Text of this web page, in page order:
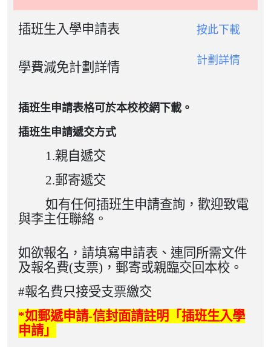
插班生入學申請表 按此下載
學費減免計劃詳情 計劃詳情
插班生申請表格可於本校校網下載。
插班生申請遞交方式
1.親自遞交
2.郵寄遞交
如有任何插班生申請查詢，歡迎致電
與李主任聯絡。
如欲報名，請填寫申請表、連同所需文件
及報名費(支票)，郵寄或親臨交回本校。
#報名費只接受支票繳交
*如郵遞申請-信封面請註明 「插班生入學
申請」